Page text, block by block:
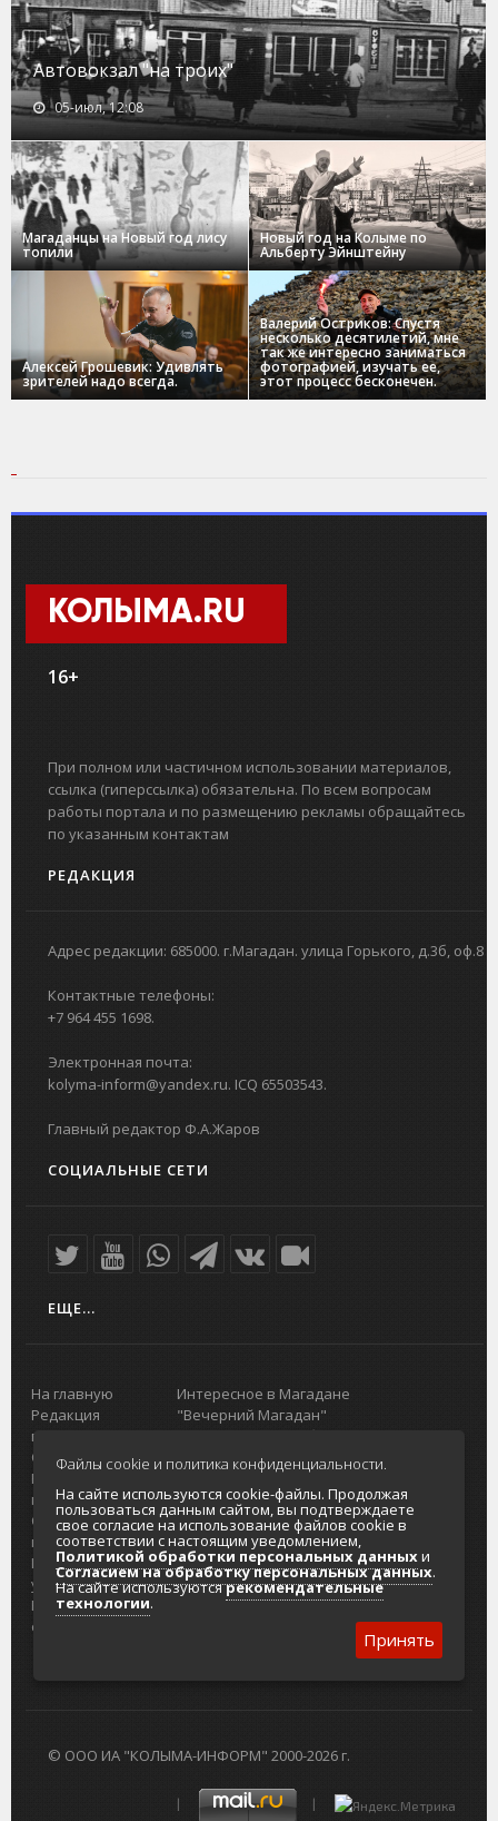
Автовокзал "на троих"
05-июл, 12:08
Магаданцы на Новый год лису
топили
Новый год на Колыме по
Альберту Эйнштейну
Алексей Грошевик: Удивлять
зрителей надо всегда.
Валерий Остриков: Спустя
несколько десятилетий, мне
так же интересно заниматься
фотографией, изучать ее,
этот процесс бесконечен.
КОЛЫМА.RU
16+
При полном или частичном использовании материалов,
ссылка (гиперссылка) обязательна. По всем вопросам
работы портала и по размещению рекламы обращайтесь
по указанным контактам
РЕДАКЦИЯ
Адрес редакции: 685000. г.Магадан. улица Горького, д.3б, оф.8
Контактные телефоны:
+7 964 455 1698.
Электронная почта:
kolyma-inform@yandex.ru. ICQ 65503543.
Главный редактор Ф.А.Жаров
СОЦИАЛЬНЫЕ СЕТИ
ЕЩЕ...
На главную
Редакция
портала
О проекте
Реклама на
портале
Отзывы и
предложения
Интернет-
услуги
Разработка
сайтов
Интересное в Магадане
"Вечерний Магадан"
Городская доска объявлений
Реклама
Главный туристический портал
Колымы
Политика в отношении обработки
персональных данных
Согласие на обработку персональных
данных
© ООО ИА "КОЛЫМА-ИНФОРМ" 2000-2026 г.
Файлы cookie и политика конфиденциальности.
На сайте используются cookie-файлы. Продолжая
пользоваться данным сайтом, вы подтверждаете
свое согласие на использование файлов cookie в
соответствии с настоящим уведомлением,
Политикой обработки персональных данныхи
Согласием на обработку персональных данных.
На сайте используютсярекомендательные
технологии.
Принять